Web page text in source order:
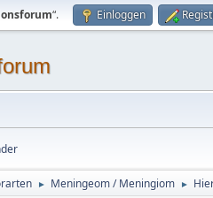
“. Einloggen
► Meningeom / Meningiom ►